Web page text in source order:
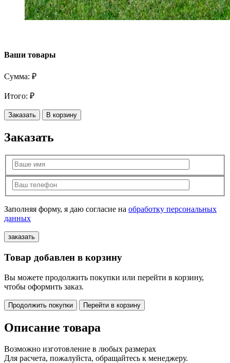
Ваши товары
Сумма: ₽
Итого: ₽
Заказать В корзину
Заказать
Заполняя форму, я даю согласие на обработку персональных
данных
Товар добавлен в корзину
Вы можете продолжить покупки или перейти в корзину,
чтобы оформить заказ.
Продолжить покупки Перейти в корзину
Описание товара
Возможно изготовление в любых размерах
Для расчета, пожалуйста, обращайтесь к менеджеру.